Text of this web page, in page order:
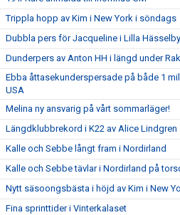
Trippla hopp av Kim i New York i söndags
Dubbla pers för Jacqueline i Lilla
Dunderpers av Anton HH i längd under
Ebba åttasekunderspersade på både 1
USA
Melina ny ansvarig på vårt sommarläger!
Längdklubbrekord i K22 av Alice Lindgren
Kalle och Sebbe långt fram i Nordirland
Kalle och Sebbe tävlar i Nordirland på
Nytt säsoongsbästa i höjd av Kim i New
Fina sprinttider i Vinterkalaset